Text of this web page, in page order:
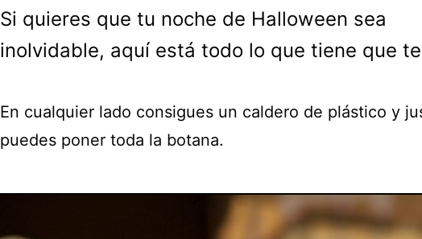
Si quieres que tu noche de Halloween sea
inolvidable, aquí está todo lo que tiene que
En cualquier lado consigues un caldero de plástico y
puedes poner toda la botana.